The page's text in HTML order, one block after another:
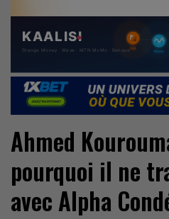
Ahmed
pourquoi il ne
avec Alpha